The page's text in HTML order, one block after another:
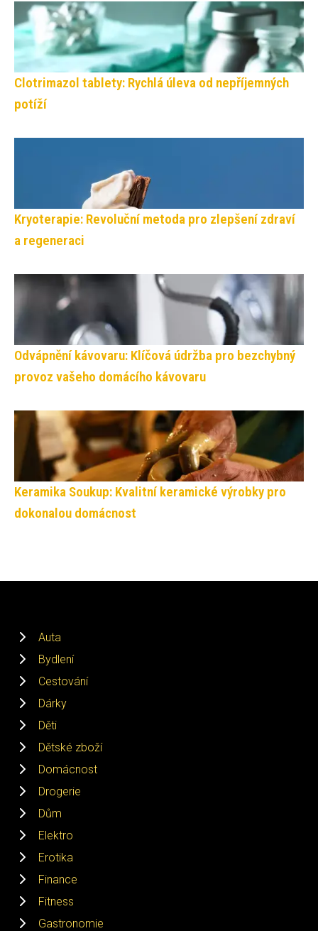
Clotrimazol tablety: Rychlá úleva od nepříjemných
potíží
Kryoterapie: Revoluční metoda pro zlepšení zdraví
a regeneraci
Odvápnění kávovaru: Klíčová údržba pro bezchybný
provoz vašeho domácího kávovaru
Keramika Soukup: Kvalitní keramické výrobky pro
dokonalou domácnost
Auta
Bydlení
Cestování
Dárky
Děti
Dětské zboží
Domácnost
Drogerie
Dům
Elektro
Erotika
Finance
Fitness
Gastronomie